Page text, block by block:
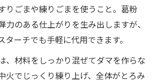
麻豆腐作り方は片栗粉で手軽に実
麻豆腐の豆乳アレンジが支持され
麻豆腐レシピの葛粉なしアイデア
りごまや練りごまを使うこと。葛粉
力のある仕上がりを生み出しますが、
ターチでも手軽に代用できます。
、材料をしっかり混ぜてダマを作らな
火でじっくり練り上げ、全体がとろみ